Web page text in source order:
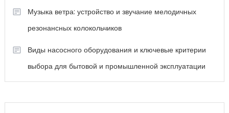
Музыка ветра: устройство и звучание мелодичных
резонансных колокольчиков
Виды насосного оборудования и ключевые критерии
выбора для бытовой и промышленной эксплуатации